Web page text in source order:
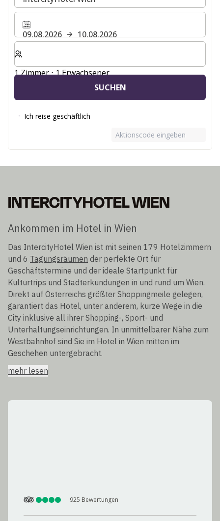
09.08.2026
10.08.2026
Wählen Sie die Anzahl der Zimmer und Gäste für Ihren
1 Zimmer ⋅ 1 Erwachsener
SUCHEN
Ich reise geschäftlich
Aktionscode eingeben
INTERCITYHOTEL WIEN
Ankommen im Hotel in Wien
Das IntercityHotel Wien ist mit seinen 179 Hotelzimmern
und 6 Tagungsräumen der perfekte Ort für
Geschäftstermine und der ideale Startpunkt für
Kulturtrips und Stadterkundungen in und rund um Wien.
Direkt auf Österreichs größter Shoppingmeile gelegen,
garantiert das Hotel, unter anderem, kurze Wege in die
City inklusive all ihrer Shopping-, Sport- und
Unterhaltungseinrichtungen. In unmittelbarer Nähe zum
Westbahnhof sind Sie im Hotel in Wien mitten im
Geschehen untergebracht.
mehr lesen
925 Bewertungen